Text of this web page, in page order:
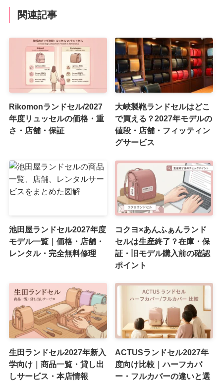
関連記事
Rikomonランドセル/2027
年度リュッセルの価格・重
さ・店舗・保証
大峽製鞄ランドセルはどこ
で買える？2027年モデルの
値段・店舗・フィッティン
グサービス
池田屋ランドセル2027年度
モデル一覧｜価格・店舗・
レンタル・完全無料修理
コクヨ×あんふぁんランド
セルは生産終了？在庫・保
証・旧モデル購入前の確認
ポイント
生田ランドセル2027年新入
学向け｜商品一覧・貸し出
しサービス・本店情報
ACTUSランドセル2027年
度向け比較｜ハーフカバ
ー・フルカバーの違いと選